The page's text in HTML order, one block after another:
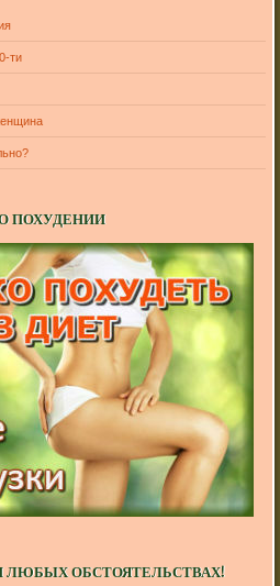
ти
ПОХУДЕНИИ
ЛЮБЫХ ОБСТОЯТЕЛЬСТВАХ!